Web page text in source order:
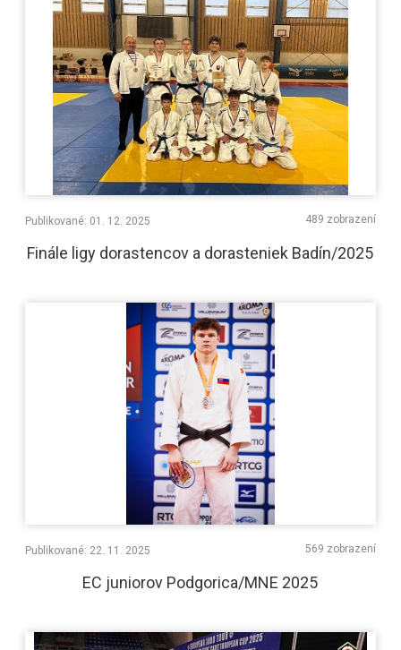
Publikované: 01. 12. 2025 489 zobrazení
Finále ligy dorastencov a dorasteniek Badín/2025
Publikované: 22. 11. 2025 569 zobrazení
EC juniorov Podgorica/MNE 2025